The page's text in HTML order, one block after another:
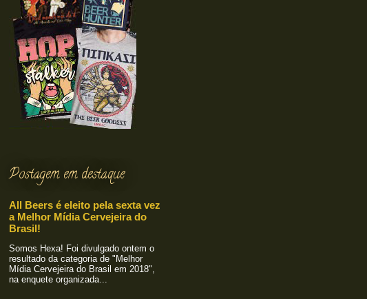
Postagem em destaque
All Beers é eleito pela sexta vez
a Melhor Mídia Cervejeira do
Brasil!
Somos Hexa! Foi divulgado ontem o
resultado da categoria de "Melhor
Mídia Cervejeira do Brasil em 2018",
na enquete organizada...